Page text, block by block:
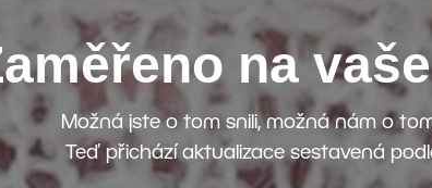
na
Možná jste o tom snili, možná nám o
Teď přichází aktualizace sestavená